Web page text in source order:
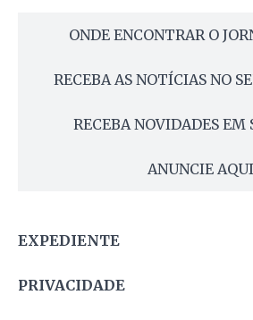
ONDE ENCONTRAR O
RECEBA AS NOTÍCIAS NO
RECEBA NOVIDADES EM
ANUNCIE AQUI
EXPEDIENTE
PRIVACIDADE